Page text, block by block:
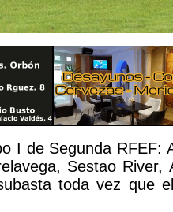
I de Segunda RFEF:
Sestao
toda vez que